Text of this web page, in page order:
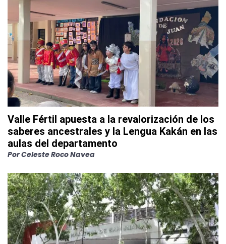
Valle Fértil apuesta a la revalorización de los
saberes ancestrales y la Lengua Kakán en las
aulas del departamento
PorCeleste Roco Navea